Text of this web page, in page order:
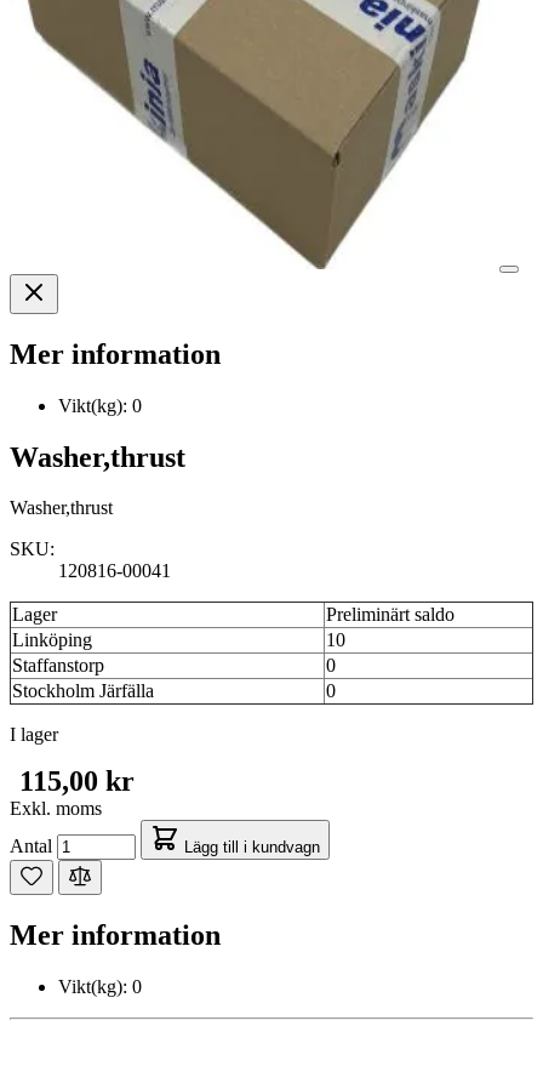
Mer information
Vikt(kg): 0
Washer,thrust
Washer,thrust
SKU:
120816-00041
Lager
Preliminärt saldo
Linköping
10
Staffanstorp
0
Stockholm Järfälla
0
I lager
115,00 kr
Exkl. moms
Antal
Lägg till i kundvagn
Mer information
Vikt(kg): 0